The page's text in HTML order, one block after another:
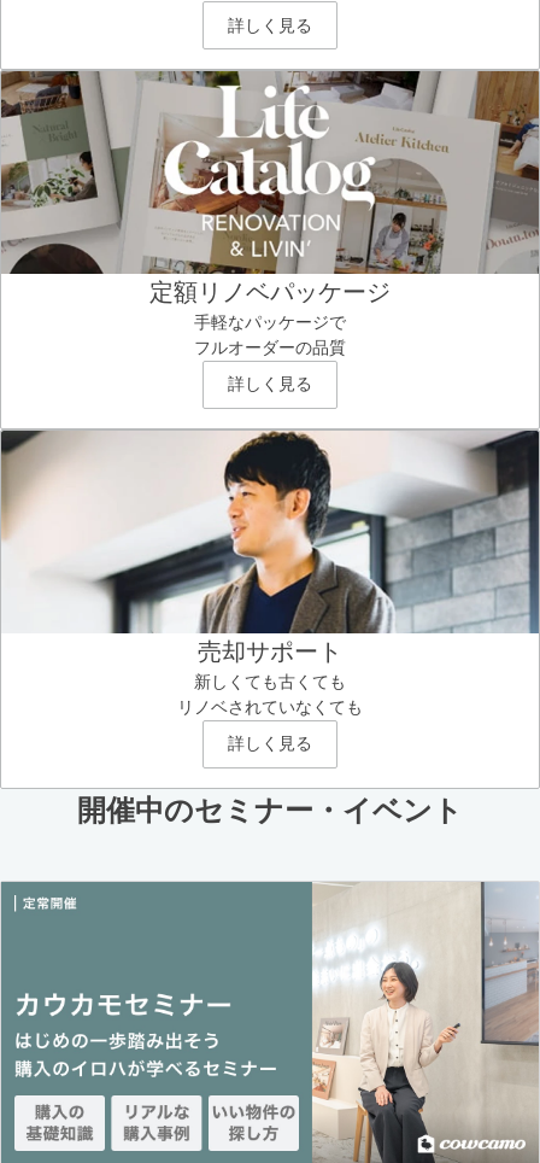
詳しく見る
定額リノベパッケージ
手軽なパッケージで
フルオーダーの品質
詳しく見る
売却サポート
新しくても古くても
リノベされていなくても
詳しく見る
開催中のセミナー・イベント